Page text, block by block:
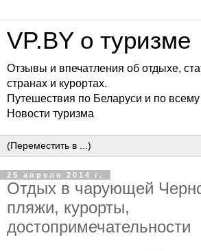
VP.BY о туризме
Отзывы и впечатления об отдыхе,
странах и курортах.
Путешествия по Беларуси и по всему
Новости туризма
25 апреля 2014 г.
Отдых в чарующей
пляжи, курорты,
достопримечательности